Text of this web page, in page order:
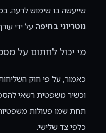
שייעשה בו שימוש לרעה.
נוטריוני בחיפהעל ידי
מי יכול לחתום על
וכשיר משפטית רשאי
תחת שמו פעולות
כלפי צד שלישי.